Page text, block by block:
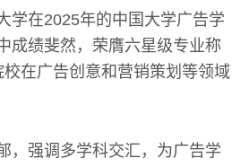
学在2025年的中国大学广告学
成绩斐然，荣膺六星级专业称
在广告创意和营销策划等领域
，强调多学科交汇，为广告学